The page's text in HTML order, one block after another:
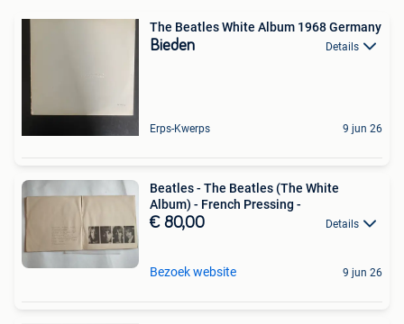
The Beatles White Album 1968 Germany
Bieden Details
Erps-Kwerps 9 jun 26
Beatles - The Beatles (The White
Album) - French Pressing -
€ 80,00 Details
Bezoek website 9 jun 26